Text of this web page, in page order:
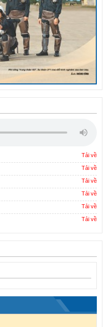
Tải về
Tải về
Tải về
Tải về
Tải về
Tải về